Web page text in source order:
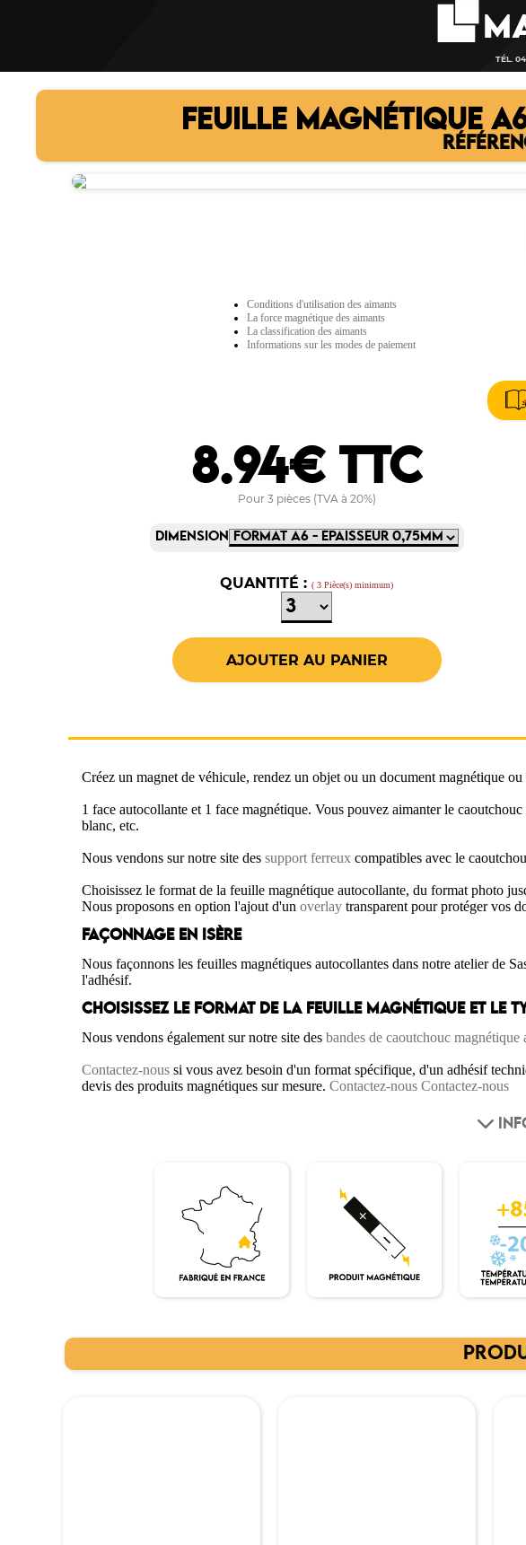
TÉL.
FEUILLE MAGNÉTIQUE
Conditions d'utilisation des aimants
La force magnétique des aimants
La classification des aimants
Informations sur les modes de paiement
8.94€ TTC
Pour 3 pièces (TVA à 20%)
DIMENSION
QUANTITÉ :( 3 Pièce(s) minimum)
Créez un magnet de véhicule, rendez un objet ou un document magnétique
1 face autocollante et 1 face magnétique. Vous pouvez aimanter le
blanc, etc.
Nous vendons sur notre site dessupport ferreux compatibles avec le
Choisissez le format de la feuille magnétique autocollante, du format photo
Nous proposons en option l'ajout d'unoverlay transparent pour protéger vos
FAÇONNAGE EN ISÈRE
Nous façonnons les feuilles magnétiques autocollantes dans notre atelier de
l'adhésif.
CHOISISSEZ LE FORMAT DE LA FEUILLE MAGNÉTIQUE ET LE
Nous vendons également sur notre site desbandes de caoutchouc magnétique
Contactez-nous si vous avez besoin d'un format spécifique, d'un adhésif
devis des produits magnétiques sur mesure.Contactez-nous Contactez-nous